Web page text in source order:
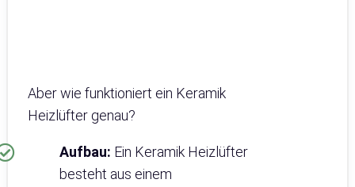
Aber wie funktioniert ein Keramik
Heizlüfter genau?
Aufbau: Ein Keramik Heizlüfter
besteht aus einem